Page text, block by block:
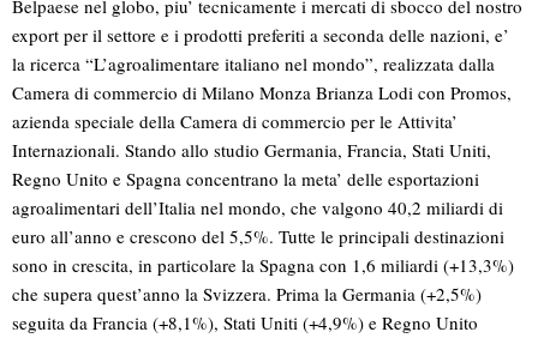
Belpaese nel globo, piu’ tecnicamente i mercati di sbocco del nostro
export per il settore e i prodotti preferiti a seconda delle nazioni, e’
la ricerca “L’agroalimentare italiano nel mondo”, realizzata dalla
Camera di commercio di Milano Monza Brianza Lodi con Promos,
azienda speciale della Camera di commercio per le Attivita’
Internazionali. Stando allo studio Germania, Francia, Stati Uniti,
Regno Unito e Spagna concentrano la meta’ delle esportazioni
agroalimentari dell’Italia nel mondo, che valgono 40,2 miliardi di
euro all’anno e crescono del 5,5%. Tutte le principali destinazioni
sono in crescita, in particolare la Spagna con 1,6 miliardi (+13,3%)
che supera quest’anno la Svizzera. Prima la Germania (+2,5%)
seguita da Francia (+8,1%), Stati Uniti (+4,9%) e Regno Unito